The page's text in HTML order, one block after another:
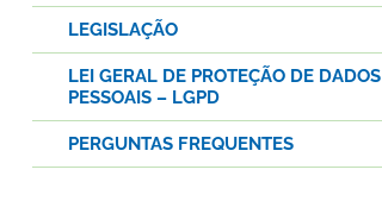
LEGISLAÇÃO
LEI GERAL DE PROTEÇÃO DE DADOS
PESSOAIS – LGPD
PERGUNTAS FREQUENTES